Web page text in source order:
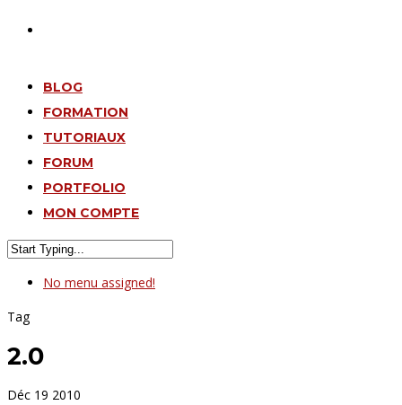
BLOG
FORMATION
TUTORIAUX
FORUM
PORTFOLIO
MON COMPTE
No menu assigned!
Tag
2.0
Déc 19 2010